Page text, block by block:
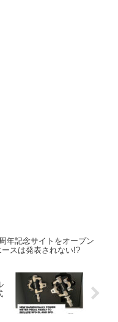
年記念サイトをオープン
スは発表されない!?